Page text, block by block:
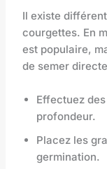
Il existe
courgettes. En
est populaire,
de semer
Effectuez
profondeur.
Placez les
germination.